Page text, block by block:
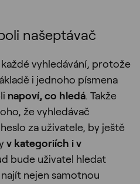
našeptávač
vyhledávání, protože
i jednoho písmena
napoví, co hledá. Takže
že vyhledávač
za uživatele, by ještě
v kategoriích i v
bude uživatel hledat
najít nejen samotnou